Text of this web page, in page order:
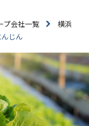
プ会社一覧
横浜
んじん